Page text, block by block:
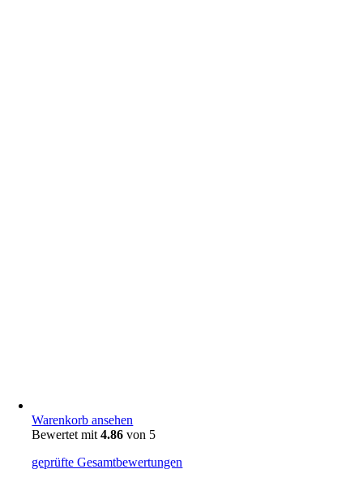
Warenkorb ansehen
Bewertet mit4.86 von 5
geprüfte Gesamtbewertungen